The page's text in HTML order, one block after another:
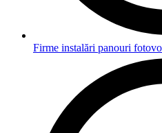
Firme instalări panouri